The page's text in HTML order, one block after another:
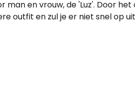
man en vrouw, de 'Luz'. Door
outfit en zul je er niet snel op